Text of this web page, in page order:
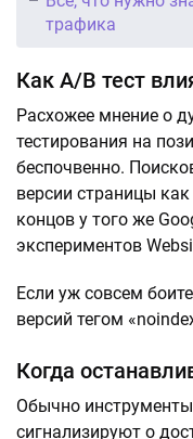
трафика
Как A/B тест
Расхожее мнение о
тестирования на
беспочвенно.
версии страницы
концов у того же
экспериментов
Если уж совсем
версий тегом
Когда
Обычно
сигнализируют о